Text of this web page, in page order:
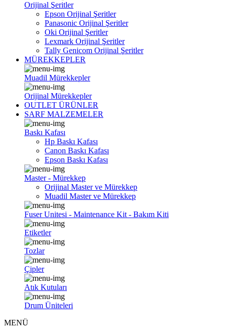
Orijinal Şeritler
Epson Orijinal Şeritler
Panasonic Orijinal Şeritler
Oki Orijinal Şeritler
Lexmark Orijinal Şeritler
Tally Genicom Orijinal Şeritler
MÜREKKEPLER
Muadil Mürekkepler
Orijinal Mürekkepler
OUTLET ÜRÜNLER
SARF MALZEMELER
Baskı Kafası
Hp Baskı Kafası
Canon Baskı Kafası
Epson Baskı Kafası
Master - Mürekkep
Orijinal Master ve Mürekkep
Muadil Master ve Mürekkep
Fuser Unitesi - Maintenance Kit - Bakım Kiti
Etiketler
Tozlar
Çipler
Atık Kutuları
Drum Üniteleri
MENÜ